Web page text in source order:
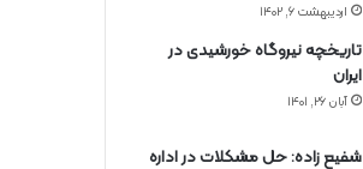
اردیبهشت ۶, ۱۴۰۲
تاریخچه نیروگاه خورشیدی در
ایران
آبان ۲۶, ۱۴۰۱
شفیع زاده: حل مشکلات در اداره